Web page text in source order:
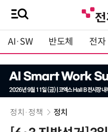
AI·SW 반도체 전자
정치·정책 정치